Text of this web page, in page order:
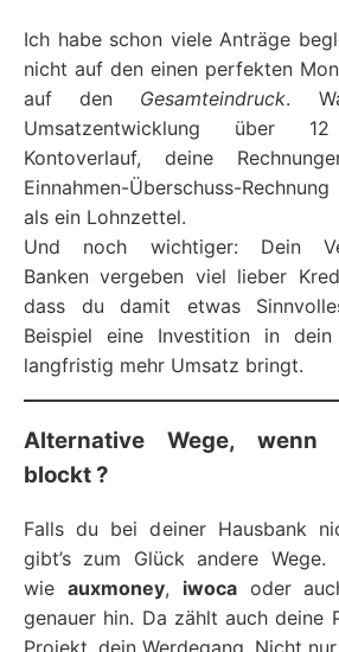
Ich habe schon viele Anträge
nicht auf den einen perfekten
auf den Gesamteindruck.
Umsatzentwicklung über
Kontoverlauf, deine
Einnahmen-Überschuss-
als ein Lohnzettel.
Und noch wichtiger: Dein
Banken vergeben viel lieber
dass du damit etwas
Beispiel eine Investition in
langfristig mehr Umsatz bringt.
Alternative Wege, wenn
blockt ?
Falls du bei deiner Hausbank
gibt’s zum Glück andere Wege.
wie auxmoney, iwocaoder
genauer hin. Da zählt auch deine